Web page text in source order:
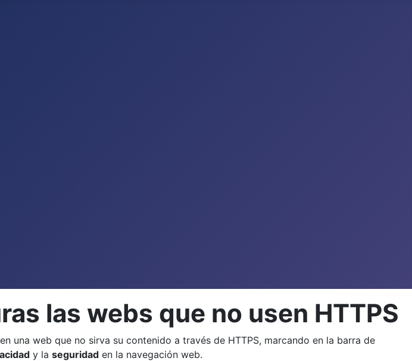
las webs que no usen HTTPS
una web que no sirva su contenido a través de HTTPS, marcando en la barra de
y la seguridad en la navegación web.